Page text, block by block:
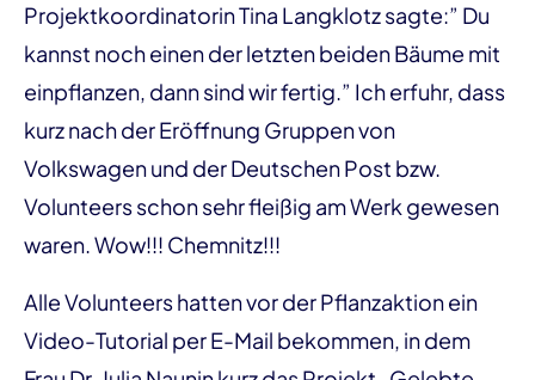
Projektkoordinatorin Tina Langklotz sagte:” Du
kannst noch einen der letzten beiden Bäume mit
einpflanzen, dann sind wir fertig.” Ich erfuhr, dass
kurz nach der Eröffnung Gruppen von
Volkswagen und der Deutschen Post bzw.
Volunteers schon sehr fleißig am Werk gewesen
waren. Wow!!! Chemnitz!!!
Alle Volunteers hatten vor der Pflanzaktion ein
Video-Tutorial per E-Mail bekommen, in dem